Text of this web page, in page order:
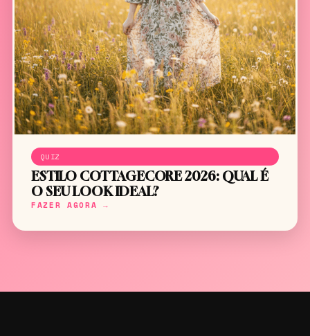
QUIZ
ESTILO COTTAGECORE 2026: QUAL É
O SEU LOOK IDEAL?
FAZER AGORA →